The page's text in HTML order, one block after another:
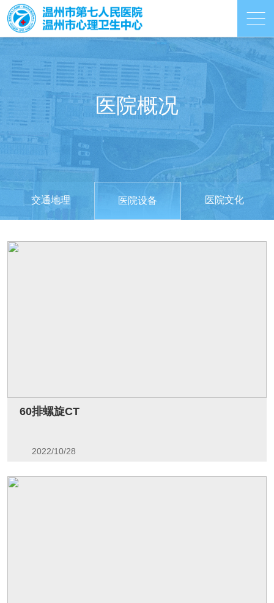
医院概况
交通地理 医院设备 医院文化
60排螺旋CT
2022/10/28